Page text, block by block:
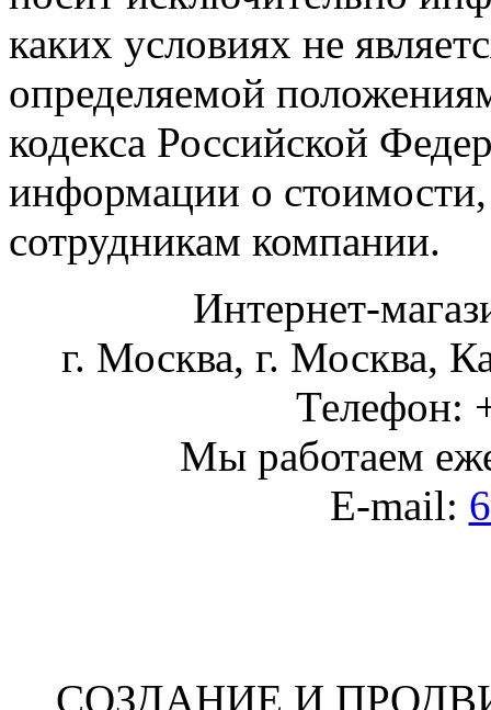
каких условиях не
определяемой
кодекса Российской
информации о
сотрудникам компании.
Интернет-
г. Москва, г. Москва,
Телефон:
Мы работаем
E-mail:
СОЗДАНИЕ И